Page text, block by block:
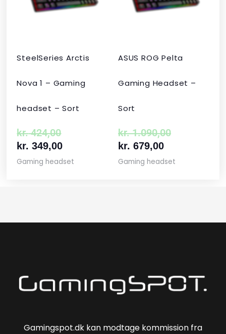
SteelSeries Arctis
Nova 1 – Gaming
headset – Sort
kr.424,00
kr. 424,00.
kr. 349,00
kr. 349,00.
Gaming headset
ASUS ROG Pelta
Gaming Headset –
Sort
kr.1.090,00
kr.
kr. 679,00
kr. 679,00.
Gaming headset
Gamingspot.dk kan modtage kommission fra